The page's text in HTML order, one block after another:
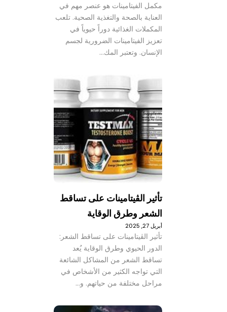
مكمل الفيتامينات هو عنصر مهم في
العناية بالصحة والتغذية الصحية. تلعب
المكملات الغذائية دوراً حيوياً في
تعزيز الفيتامينات الضرورية لجسم
الإنسان. وتعتبر المك…
تأثير الڤيتامينات على تساقط
الشعر وطرق الوقاية
أبريل 27, 2025
تأثير الڤيتامينات على تساقط الشعر:
الدور الحيوي وطرق الوقاية يُعد
تساقط الشعر من المشاكل الشائعة
التي تواجه الكثير من الأشخاص في
مراحل مختلفة من حياتهم. و…